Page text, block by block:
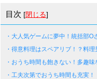
目次 [閉じる]
・大人気ゲームに夢中！統括部O
・得意料理はスペアリブ！？料理
・おうち時間も飽きない！多趣味
・工夫次第でおうち時間も充実！